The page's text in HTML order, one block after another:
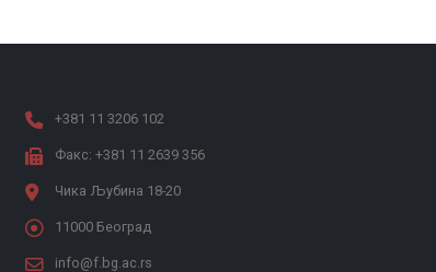
+381 11 3206 102
Факс: +381 11 2639 356
Чика Љубина 18-20
11000 Београд
info@f.bg.ac.rs